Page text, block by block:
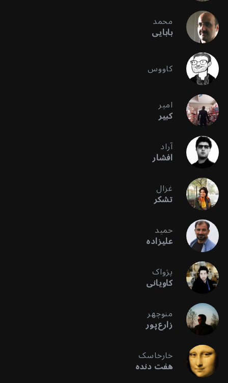
محمد
بابایی
کاووس
امیر
کبیر
آراد
افشار
غزال
تشکر
حمید
علیزاده
پژواک
کاویانی
منوچهر
زارع‌پور
خارخاسک
هفت دنده